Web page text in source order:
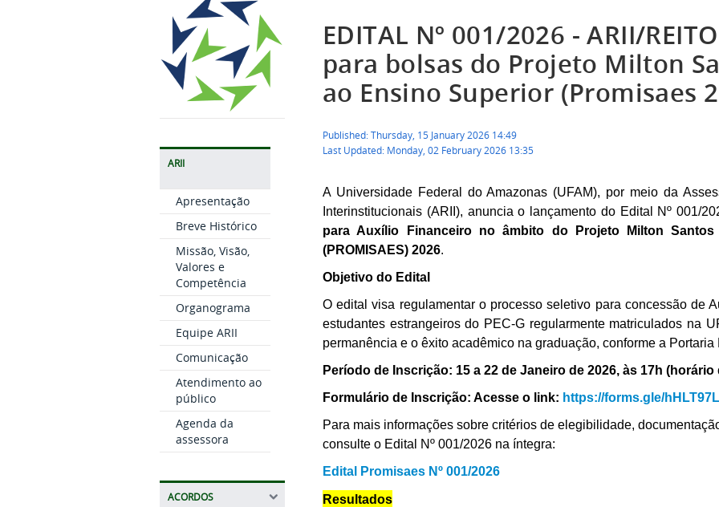
ARII
Apresentação
Breve Histórico
Missão, Visão,
Valores e
Competência
Organograma
Equipe ARII
Comunicação
Atendimento ao
público
Agenda da
assessora
ACORDOS
EDITAL Nº 001/2026 - ARII/
para bolsas do Projeto Milton
ao Ensino Superior (Promisaes
Published: Thursday, 15 January 2026 14:49
Last Updated: Monday, 02 February 2026 13:35
A Universidade Federal do Amazonas (UFAM), por meio da
Interinstitucionais (ARII), anuncia o lançamento do Edital Nº 001/
para Auxílio Financeiro no âmbito do Projeto Milton
(PROMISAES) 2026.
Objetivo do Edital
O edital visa regulamentar o processo seletivo para concessão de
estudantes estrangeiros do PEC-G regularmente matriculados na
permanência e o êxito acadêmico na graduação, conforme a Portaria
Período de Inscrição: 15 a 22 de Janeiro de 2026, às 17h
Formulário de Inscrição: Acesse o link: https://forms.gle/
Para mais informações sobre critérios de elegibilidade,
consulte o Edital Nº 001/2026 na íntegra:
Edital Promisaes Nº 001/2026
Resultados